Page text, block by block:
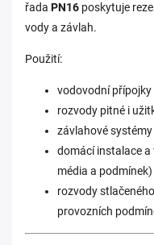
řada PN16 poskytuje
vody a závlah.
Použití:
vodovodní přípojky
rozvody pitné i
závlahové systémy
domácí instalace a
média a podmínek)
rozvody
provozních